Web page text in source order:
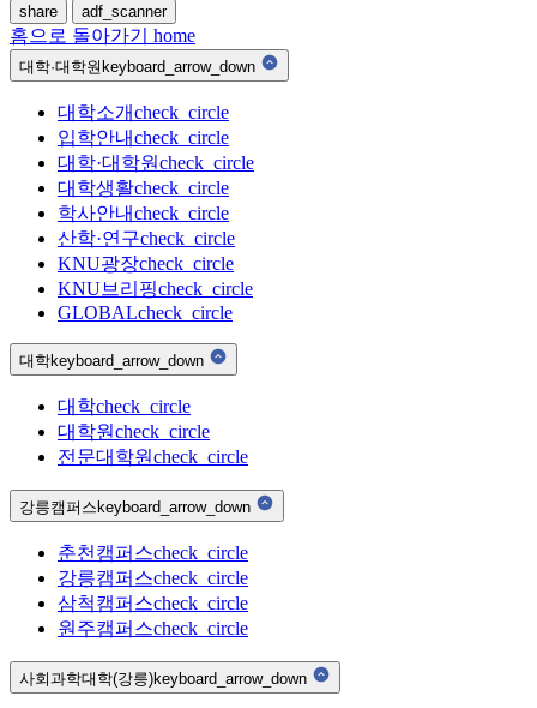
share adf_scanner
홈으로 돌아가기 home
대학·대학원keyboard_arrow_down
대학소개check_circle
입학안내check_circle
대학·대학원check_circle
대학생활check_circle
학사안내check_circle
산학·연구check_circle
KNU광장check_circle
KNU브리핑check_circle
GLOBALcheck_circle
대학keyboard_arrow_down
대학check_circle
대학원check_circle
전문대학원check_circle
강릉캠퍼스keyboard_arrow_down
춘천캠퍼스check_circle
강릉캠퍼스check_circle
삼척캠퍼스check_circle
원주캠퍼스check_circle
사회과학대학(강릉)keyboard_arrow_down